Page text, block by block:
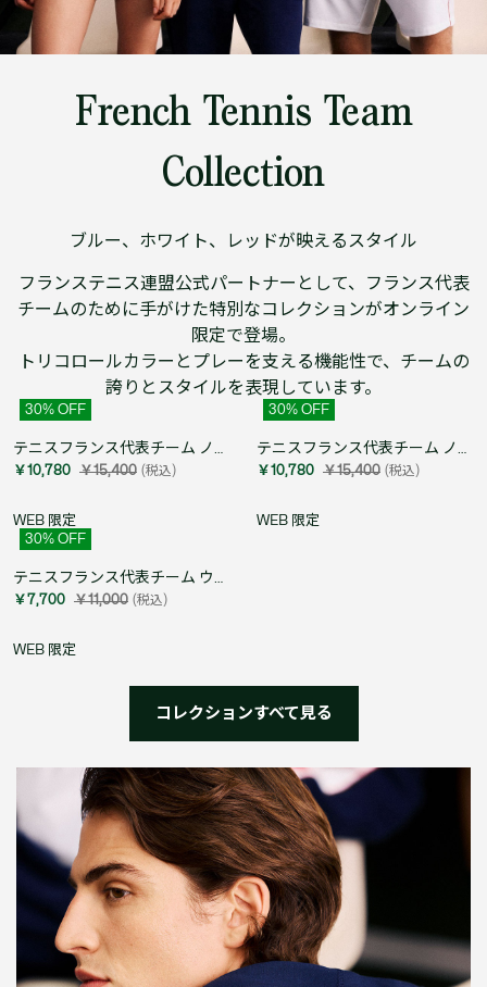
French Tennis Team
Collection
ブルー、ホワイト、レッドが映えるスタイル
フランステニス連盟公式パートナーとして、フランス代表
チームのために手がけた特別なコレクションがオンライン
限定で登場。
トリコロールカラーとプレーを支える機能性で、チームの
誇りとスタイルを表現しています。
30% OFF
￥10,780 ￥15,400 (税込)
WEB 限定
30% OFF
￥10,780 ￥15,400 (税込)
WEB 限定
30% OFF
￥7,700 ￥11,000 (税込)
WEB 限定
コレクションすべて見る